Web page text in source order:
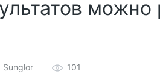
Sunglor 101